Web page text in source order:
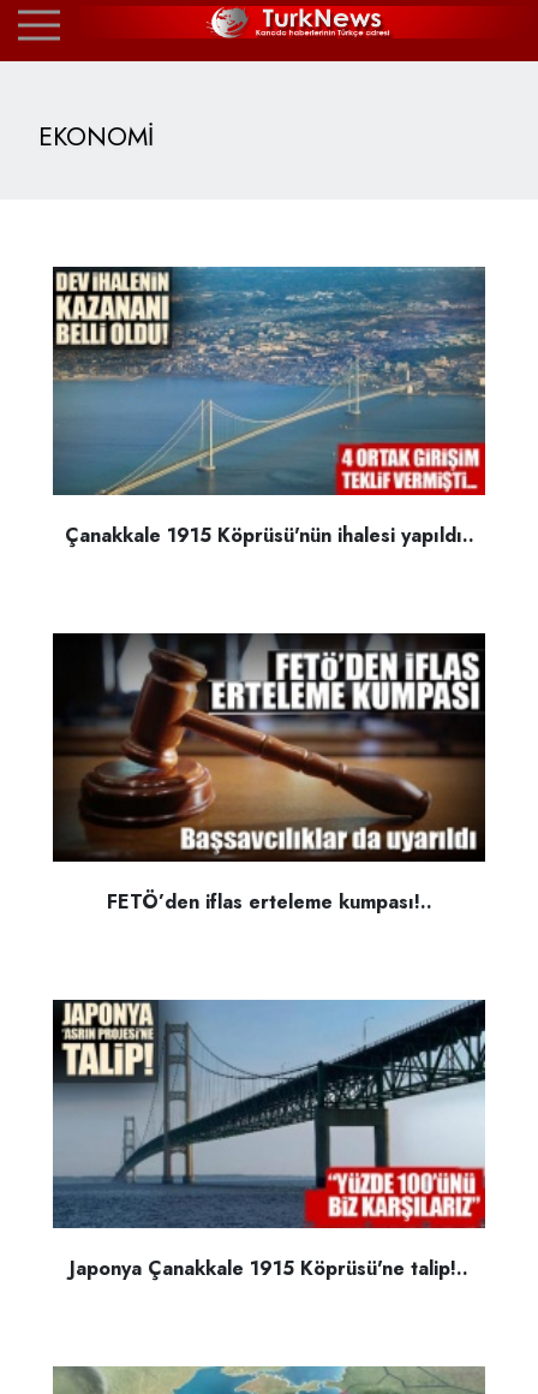
EKONOMİ
Çanakkale 1915 Köprüsü'nün ihalesi yapıldı..
FETÖ’den iflas erteleme kumpası!..
Japonya Çanakkale 1915 Köprüsü'ne talip!..